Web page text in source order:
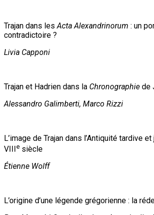
Trajan dans lesActa Alexandrinorum : un
contradictoire ?
Livia Capponi
Trajan et Hadrien dans la Chronographie de
Alessandro Galimberti, Marco Rizzi
L’image de Trajan dans l’Antiquité tardive et
VIII
e siècle
Étienne Wolff
L’origine d’une légende grégorienne : la